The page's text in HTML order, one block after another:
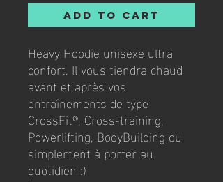
Add to Cart
Heavy Hoodie unisexe ultra
confort. Il vous tiendra chaud
avant et après vos
entraînements de type
CrossFit®, Cross-training,
Powerlifting, BodyBuilding ou
simplement à porter au
quotidien :)